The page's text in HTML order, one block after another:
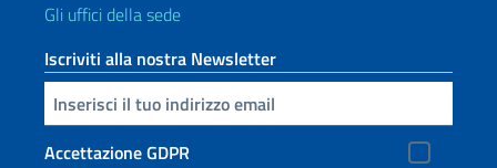
Gli uffici della sede
Iscriviti alla nostra Newsletter
Inserisci la tua email
Accettazione GDPR